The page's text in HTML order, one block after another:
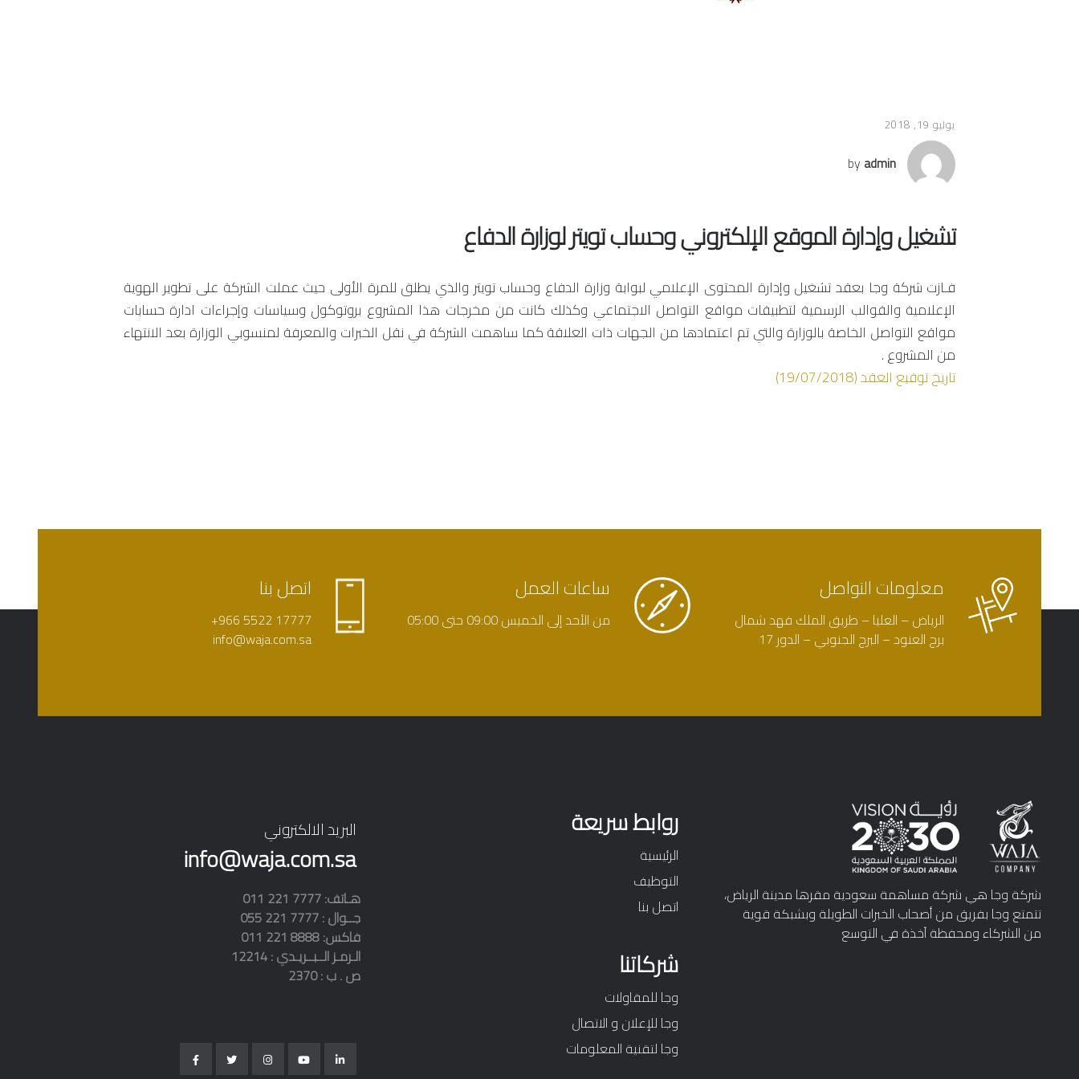
يوليو 19, 2018
by admin
تشغيل وإدارة الموقع الإلكتروني وحساب تويتر لوزارة الدفاع
فـازت شركة وجا بعقد تشغيل وإدارة المحتوى الإعلامي لبوابة وزارة الدفاع وحساب تويتر والذي يطلق للمرة الأولى حيث عملت الشركة على تطوير الهوية
الإعلامية والقوالب الرسمية لتطبيقات مواقع التواصل الاجتماعي وكذلك كانت من مخرجات هذا المشروع بروتوكول وسياسات وإجراءات ادارة حسابات
مواقع التواصل الخاصة بالوزارة والتي تم اعتمادها من الجهات ذات العلاقة كما ساهمت الشركة في نقل الخبرات والمعرفة لمنسوبي الوزارة بعد الانتهاء
من المشروع .
تاريخ توقيع العقد (19/07/2018)
معلومات التواصل
الرياض – العليا – طريق الملك فهد شمال
برج العنود – البرج الجنوبي – الدور 17
ساعات العمل
من الأحد إلى الخميس09:00 حتى05:00
اتصل بنا
+966 5522 17777
info@waja.com.sa
شركة وجا هي شركة مساهمة سعودية مقرها مدينة الرياض،
تتمتع وجا بفريق من أصحاب الخبرات الطويلة وبشبكة قوية
من الشركاء ومحفظة آخذة في التوسع
روابط سريعة
الرئيسية
التوظيف
اتصل بنا
شركاتنا
وجا للمقاولات
وجا للإعلان و الاتصال
وجا لتقنية المعلومات
البريد الالكتروني
info@waja.com.sa
011 221 7777 :هـاتف
055 221 7777 : جــوال
011 فاكس: 8888 221
الـرمـز الــبــريـدي : 12214
ص . ب : 2370